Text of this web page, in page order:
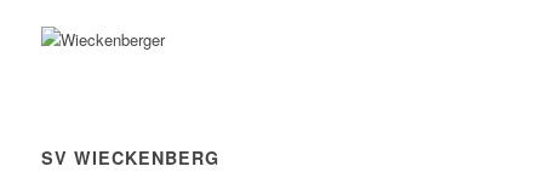
SV WIECKENBERG